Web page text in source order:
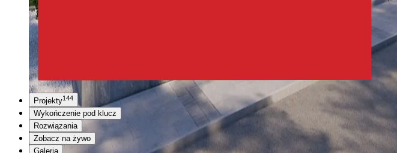
Projekty144
Wykończenie pod klucz
Rozwiązania
Zobacz na żywo
Galeria